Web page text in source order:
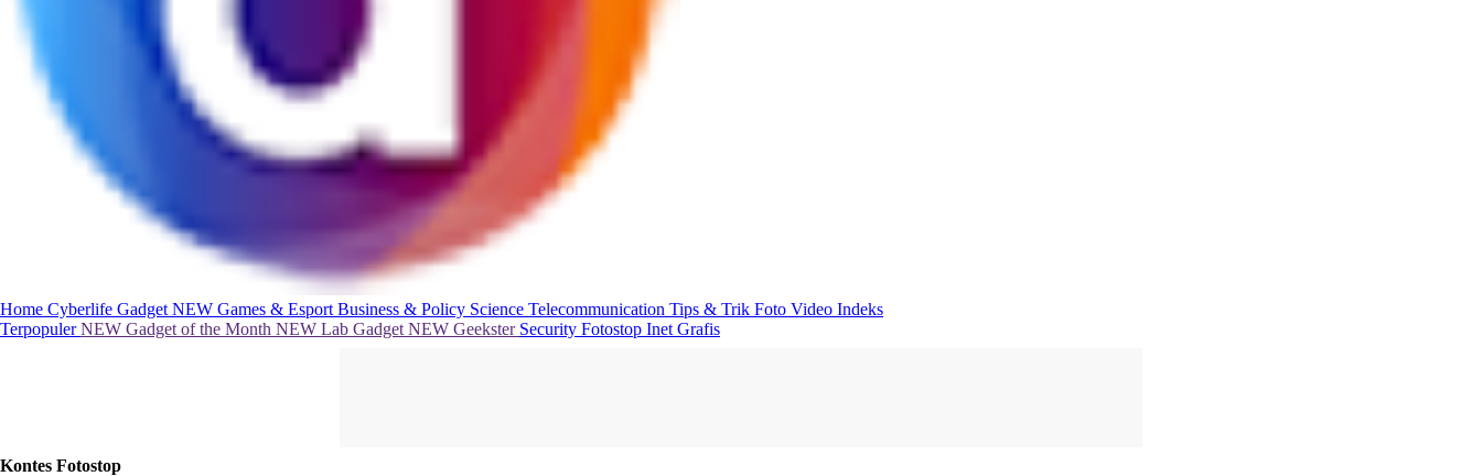
Home Cyberlife Gadget NEW Games & Esport Business & Policy Science Telecommunication Tips & Trik Foto Video Indeks
TerpopulerNEW Gadget of the Month NEW Lab Gadget NEW Geekster Security Fotostop Inet Grafis
Kontes Fotostop